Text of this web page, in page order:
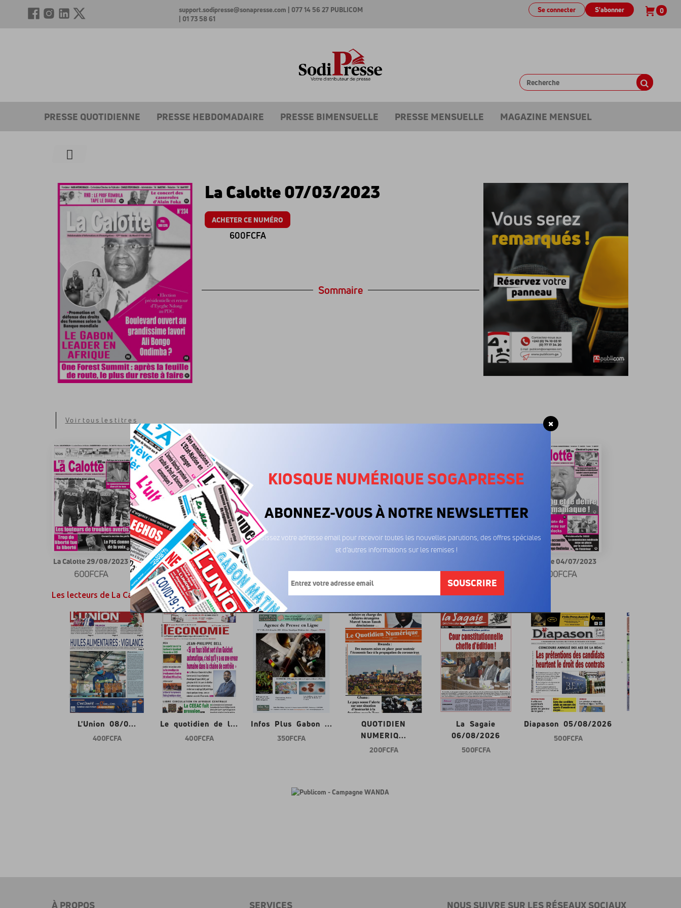
support.sodipresse@sonapresse.com | 077 14 56 27
| 01 73 58 61
PUBLICOM S'abonner
Se connecter 0
PRESSE QUOTIDIENNE PRESSE HEBDOMADAIRE PRESSE BIMENSUELLE PRESSE MENSUELLE MAGAZINE MENSUEL
La Calotte 07/03/2023
ACHETER CE NUMÉRO
600FCFA
Sommaire
Voir tous les titres
La Calotte 29/08/2023
600FCFA
La Calotte 22/08/2023
600FCFA
La Calotte 08/08/2023
600FCFA 600FCFA 600FCFA
La Calotte 04/07/2023
600FCFA
Les lecteurs de La Calotte ont également aimé...
L'Union 08/0...
400 FCFA
Le quotidien de l...
400 FCFA
Infos Plus Gabon ...
350 FCFA
QUOTIDIEN
NUMERIQ...
200 FCFA
La Sagaie
06/08/2026
500 FCFA
Diapason 05/08/2026
500 FCFA
À PROPOS SERVICES NOUS SUIVRE SUR LES RÉSEAUX SOCIAUX
KIOSQUE NUMÉRIQUE SOGAPRESSE
ABONNEZ-VOUS À NOTRE NEWSLETTER
Saisissez votre adresse email pour recevoir toutes les nouvelles parutions, des offres spéciales
et d’autres informations sur les remises !
SOUSCRIRE